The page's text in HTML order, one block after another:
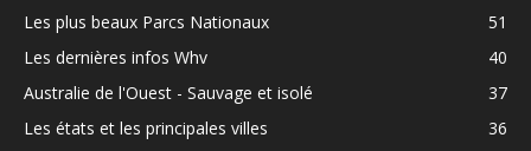
Les plus beaux Parcs Nationaux
51
Les dernières infos Whv
40
Australie de l'Ouest - Sauvage et isolé
37
Les états et les principales villes
36